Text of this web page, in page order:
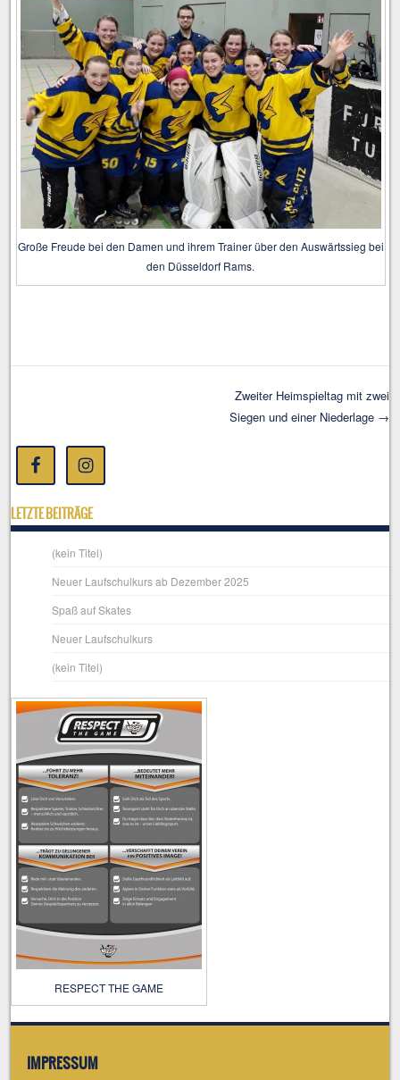
Große Freude bei den Damen und ihrem Trainer über den Auswärtssieg bei
den Düsseldorf Rams.
Zweiter Heimspieltag mit zwei
Siegen und einer Niederlage →
LETZTE BEITRÄGE
(kein Titel)
Neuer Laufschulkurs ab Dezember 2025
Spaß auf Skates
Neuer Laufschulkurs
(kein Titel)
RESPECT THE GAME
IMPRESSUM